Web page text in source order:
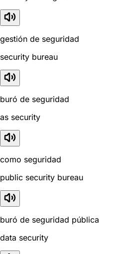
gestión de seguridad
security bureau
buró de seguridad
as security
como seguridad
public security bureau
buró de seguridad pública
data security